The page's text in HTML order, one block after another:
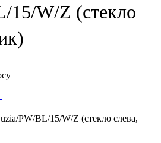
15/W/Z (стекло
PW/BL/15/W/Z (стекло слева,